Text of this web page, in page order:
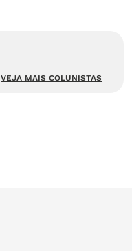
VEJA MAIS COLUNISTAS